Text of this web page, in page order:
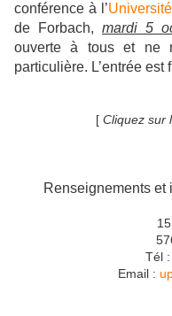
conférence à l’
de Forbach, mardi 5
ouverte à tous et ne
particulière. L’entrée est
[ Cliquez sur
Renseignements et
Tél
Email :